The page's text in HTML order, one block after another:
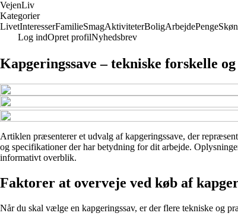
VejenLiv
Kategorier
LivetInteresserFamilieSmagAktiviteterBoligArbejdePenge
Log indOpret profilNyhedsbrev
Kapgeringssave – tekniske forskelle
Artiklen præsenterer et udvalg af kapgeringssave, der
og specifikationer der har betydning for dit arbejde.
informativt overblik.
Faktorer at overveje ved køb af
Når du skal vælge en kapgeringssav, er der flere tekniske og